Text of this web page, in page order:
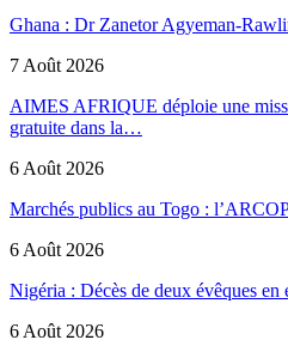
Ghana : Dr Zanetor Agyeman-
7 Août 2026
AIMES AFRIQUE déploie une
gratuite dans la…
6 Août 2026
Marchés publics au Togo :
6 Août 2026
Nigéria : Décès de deux évêques en
6 Août 2026